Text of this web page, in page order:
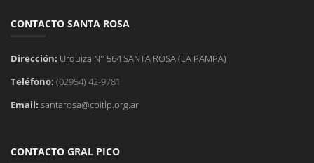
CONTACTO SANTA ROSA
Dirección: Urquiza N° 564 SANTA ROSA (LA PAMPA)
Teléfono: (02954) 42-9781
Email: santarosa@cpitlp.org.ar
CONTACTO GRAL PICO